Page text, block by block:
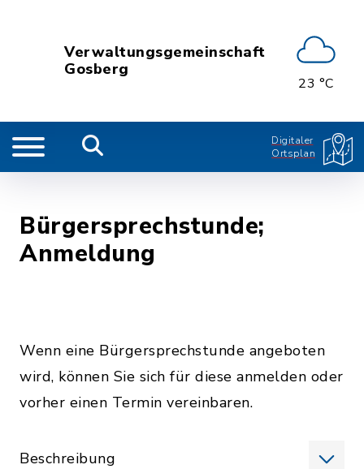
Verwaltungsgemeinschaft
Gosberg
23 °C
Digitaler
Ortsplan
Bürgersprechstunde;
Anmeldung
Wenn eine Bürgersprechstunde angeboten
wird, können Sie sich für diese anmelden oder
vorher einen Termin vereinbaren.
Beschreibung